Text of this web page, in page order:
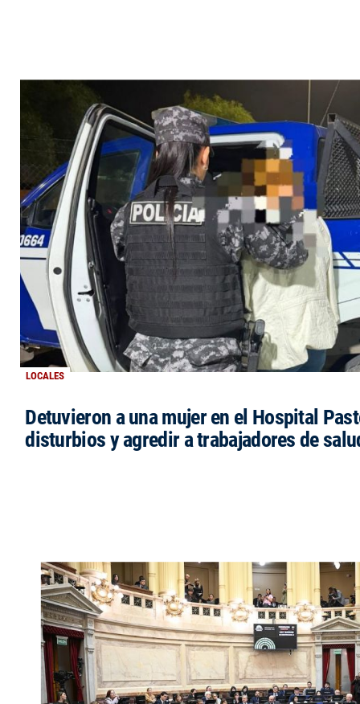
LOCALES
Detuvieron a una mujer en el Hospital
disturbios y agredir a trabajadores de